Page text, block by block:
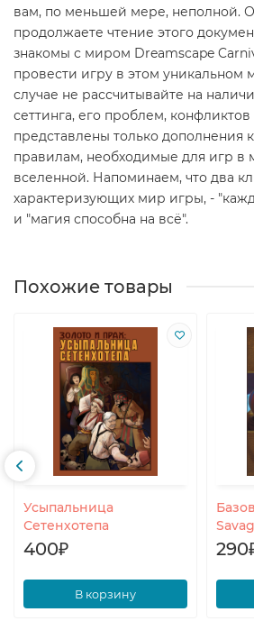
вам, по меньшей мере, неполной.
продолжаете чтение этого
знакомы с миром Dreamscape
провести игру в этом уникальном
случае не рассчитывайте на
сеттинга, его проблем,
представлены только дополнения
правилам, необходимые для игр в
вселенной. Напоминаем, что два
характеризующих мир игры, -
и "магия способна на всё".
Похожие товары
Усыпальница
Сетенхотепа
400₽
В корзину